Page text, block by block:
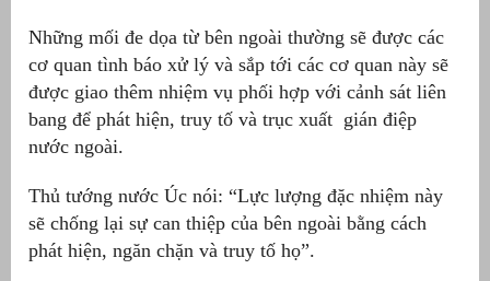
Những mối đe dọa từ bên ngoài thường sẽ được các
cơ quan tình báo xử lý và sắp tới các cơ quan này sẽ
được giao thêm nhiệm vụ phối hợp với cảnh sát liên
bang để phát hiện, truy tố và trục xuất gián điệp
nước ngoài.
Thủ tướng nước Úc nói: “Lực lượng đặc nhiệm này
sẽ chống lại sự can thiệp của bên ngoài bằng cách
phát hiện, ngăn chặn và truy tố họ”.